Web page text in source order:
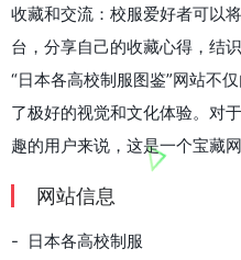
收藏和交流：校服爱好者可以
台，分享自己的收藏心得，结
“日本各高校制服图鉴”网站不
了极好的视觉和文化体验。对
趣的用户来说，这是一个宝藏网
网站信息
- 日本各高校制服